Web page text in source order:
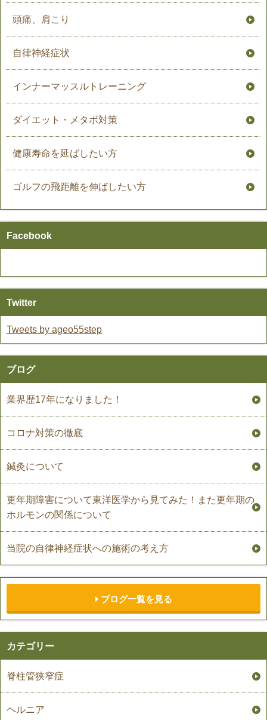
頭痛、肩こり
自律神経症状
インナーマッスルトレーニング
ダイエット・メタボ対策
健康寿命を延ばしたい方
ゴルフの飛距離を伸ばしたい方
Facebook
Twitter
Tweets by ageo55step
ブログ
業界歴17年になりました！
コロナ対策の徹底
鍼灸について
更年期障害について東洋医学から見てみた！また更年期の
ホルモンの関係について
当院の自律神経症状への施術の考え方
ブログ一覧を見る
カテゴリー
脊柱管狭窄症
ヘルニア